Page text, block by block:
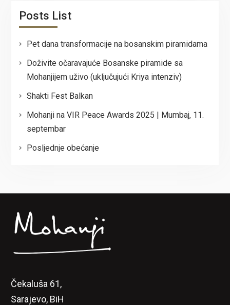
Posts List
Pet dana transformacije na bosanskim piramidama
Doživite očaravajuće Bosanske piramide sa
Mohanjijem uživo (uključujući Kriya intenziv)
Shakti Fest Balkan
Mohanji na VIR Peace Awards 2025 | Mumbaj, 11.
septembar
Posljednje obećanje
Čekaluša 61,
Sarajevo, BiH